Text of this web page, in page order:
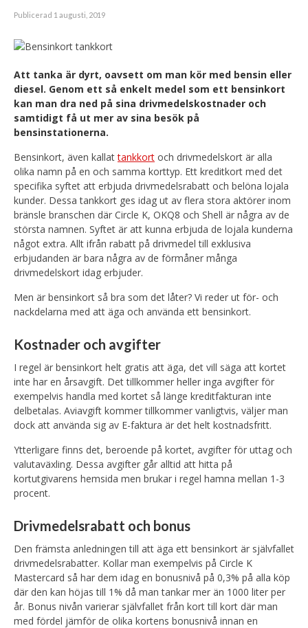
Publicerad 1 augusti, 2019
Att tanka är dyrt, oavsett om man kör med bensin eller
diesel. Genom ett så enkelt medel som ett bensinkort
kan man dra ned på sina drivmedelskostnader och
samtidigt få ut mer av sina besök på
bensinstationerna.
Bensinkort, även kallattankkort och drivmedelskort är alla
olika namn på en och samma korttyp. Ett kreditkort med det
specifika syftet att erbjuda drivmedelsrabatt och belöna lojala
kunder. Dessa tankkort ges idag ut av flera stora aktörer inom
bränsle branschen där Circle K, OKQ8 och Shell är några av de
största namnen. Syftet är att kunna erbjuda de lojala kunderna
något extra. Allt ifrån rabatt på drivmedel till exklusiva
erbjudanden är bara några av de förmåner många
drivmedelskort idag erbjuder.
Men är bensinkort så bra som det låter? Vi reder ut för- och
nackdelarna med att äga och använda ett bensinkort.
Kostnader och avgifter
I regel är bensinkort helt gratis att äga, det vill säga att kortet
inte har en årsavgift. Det tillkommer heller inga avgifter för
exempelvis handla med kortet så länge kreditfakturan inte
delbetalas. Aviavgift kommer tillkommer vanligtvis, väljer man
dock att använda sig av E-faktura är det helt kostnadsfritt.
Ytterligare finns det, beroende på kortet, avgifter för uttag och
valutaväxling. Dessa avgifter går alltid att hitta på
kortutgivarens hemsida men brukar i regel hamna mellan 1-3
procent.
Drivmedelsrabatt och bonus
Den främsta anledningen till att äga ett bensinkort är självfallet
drivmedelsrabatter. Kollar man exempelvis på Circle K
Mastercard så har dem idag en bonusnivå på 0,3% på alla köp
där den kan höjas till 1% då man tankar mer än 1000 liter per
år. Bonus nivån varierar självfallet från kort till kort där man
med fördel jämför de olika kortens bonusnivå innan en